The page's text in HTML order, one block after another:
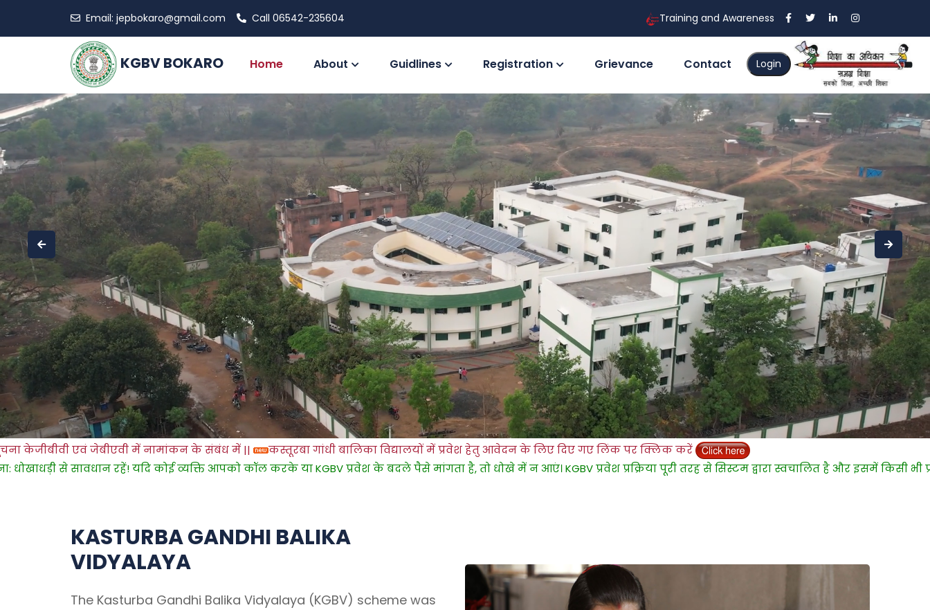
Email: jepbokaro@gmail.com Call 06542-235604 Training and Awareness
KGBV BOKARO Home About Guidlines Registration Grievance Contact Login
एवं जेबीएवी में नामांकन के संबंध में ||
कस्तूरबा गांधी बालिका विद्यालयों में प्रवेश हेतु आवेदन के लिए दिए गए लिंक पर क्लिक करें
से सावधान रहें! यदि कोई व्यक्ति आपको कॉल करके या KGBV प्रवेश के बदले पैसे मांगता है, तो धोखे में न आएं। KGBV प्रवेश प्रक्रिया पूरी तरह से सिस्टम द्वारा स्वचालित है और इसमें किसी भी
KASTURBA GANDHI BALIKA
VIDYALAYA
The Kasturba Gandhi Balika Vidyalaya (KGBV) scheme was